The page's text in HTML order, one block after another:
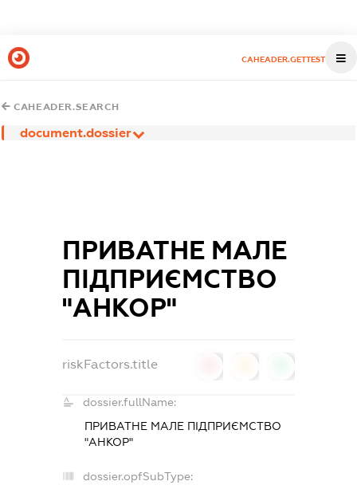
CAHEADER.GETTEST
CAHEADER.SEARCH
document.dossier
ПРИВАТНЕ МАЛЕ
ПІДПРИЄМСТВО
"АНКОР"
riskFactors.title
dossier.fullName:
ПРИВАТНЕ МАЛЕ ПІДПРИЄМСТВО
"АНКОР"
dossier.opfSubType: